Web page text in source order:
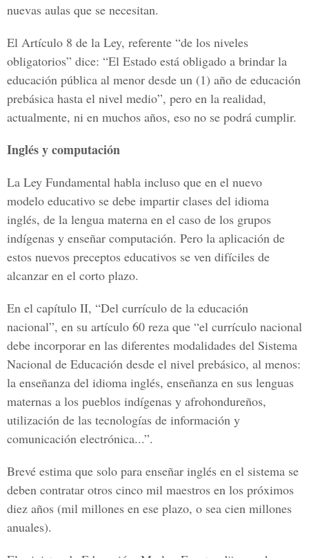
nuevas aulas que se necesitan.
El Artículo 8 de la Ley, referente “de los niveles
obligatorios” dice: “El Estado está obligado a brindar la
educación pública al menor desde un (1) año de educación
prebásica hasta el nivel medio”, pero en la realidad,
actualmente, ni en muchos años, eso no se podrá cumplir.
Inglés y computación
La Ley Fundamental habla incluso que en el nuevo
modelo educativo se debe impartir clases del idioma
inglés, de la lengua materna en el caso de los grupos
indígenas y enseñar computación. Pero la aplicación de
estos nuevos preceptos educativos se ven difíciles de
alcanzar en el corto plazo.
En el capítulo II, “Del currículo de la educación
nacional”, en su artículo 60 reza que “el currículo nacional
debe incorporar en las diferentes modalidades del Sistema
Nacional de Educación desde el nivel prebásico, al menos:
la enseñanza del idioma inglés, enseñanza en sus lenguas
maternas a los pueblos indígenas y afrohondureños,
utilización de las tecnologías de información y
comunicación electrónica...”.
Brevé estima que solo para enseñar inglés en el sistema se
deben contratar otros cinco mil maestros en los próximos
diez años (mil millones en ese plazo, o sea cien millones
anuales).